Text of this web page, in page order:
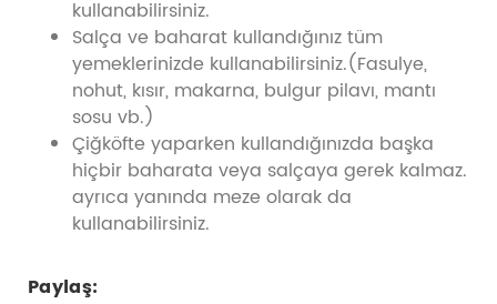
kullanabilirsiniz.
Salça ve baharat kullandığınız tüm
yemeklerinizde kullanabilirsiniz.(Fasulye,
nohut, kısır, makarna, bulgur pilavı, mantı
sosu vb.)
Çiğköfte yaparken kullandığınızda başka
hiçbir baharata veya salçaya gerek kalmaz.
ayrıca yanında meze olarak da
kullanabilirsiniz.
Paylaş: